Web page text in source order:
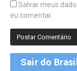
Salvar meus
eu comentar.
Sair do Brasil